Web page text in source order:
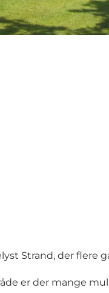
Strand, der flere
er der mange